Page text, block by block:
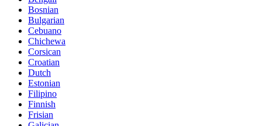
Bosnian
Bulgarian
Cebuano
Chichewa
Corsican
Croatian
Dutch
Estonian
Filipino
Finnish
Frisian